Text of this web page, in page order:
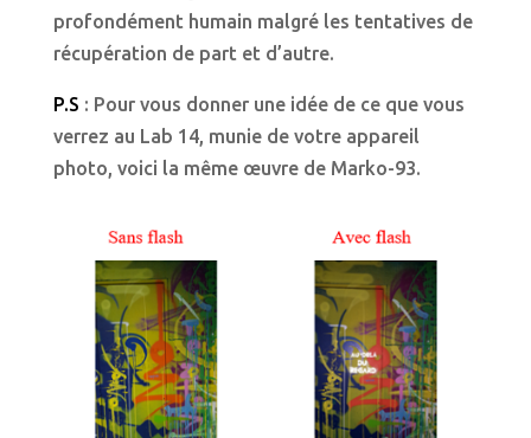
profondément humain malgré les tentatives de
récupération de part et d’autre.
P.S : Pour vous donner une idée de ce que vous
verrez au Lab 14, munie de votre appareil
photo, voici la même œuvre de Marko-93.